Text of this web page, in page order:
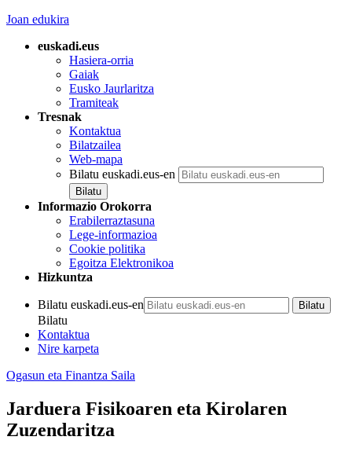
Joan edukira
euskadi.eus
Hasiera-orria
Gaiak
Eusko Jaurlaritza
Tramiteak
Tresnak
Kontaktua
Bilatzailea
Web-mapa
Bilatu euskadi.eus-en
Informazio Orokorra
Erabilerraztasuna
Lege-informazioa
Cookie politika
Egoitza Elektronikoa
Hizkuntza
Bilatu euskadi.eus-en
Bilatu
Kontaktua
Nire karpeta
Ogasun eta Finantza Saila
Jarduera Fisikoaren eta Kirolaren
Zuzendaritza